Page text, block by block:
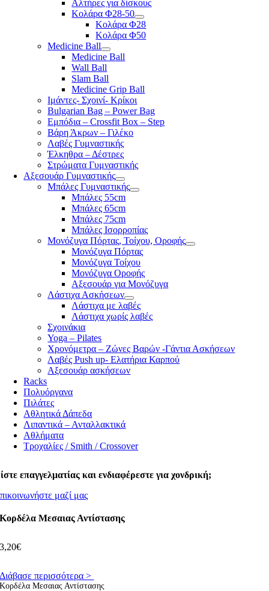
Αλτήρες για δίσκους
Κολάρα Φ28-50
Κολάρα Φ28
Κολάρα Φ50
Medicine Ball
Medicine Ball
Wall Ball
Slam Ball
Medicine Grip Ball
Ιμάντες- Σχοινί- Κρίκοι
Bulgarian Bag – Power Bag
Εμπόδια – Crossfit Box – Step
Βάρη Άκρων – Γιλέκο
Λαβές Γυμναστικής
Έλκηθρα – Δέστρες
Στρώματα Γυμναστικής
Αξεσουάρ Γυμναστικής
Μπάλες Γυμναστικής
Μπάλες 55cm
Μπάλες 65cm
Μπάλες 75cm
Μπάλες Ισορροπίας
Μονόζυγα Πόρτας, Τοίχου, Οροφής
Μονόζυγα Πόρτας
Μονόζυγα Τοίχου
Μονόζυγα Οροφής
Αξεσουάρ για Μονόζυγα
Λάστιχα Ασκήσεων
Λάστιχα με λαβές
Λάστιχα χωρίς λαβές
Σχοινάκια
Yoga – Pilates
Χρονόμετρα – Ζώνες Βαρών -Γάντια Ασκήσεων
Λαβές Push up- Ελατήρια Καρπού
Αξεσουάρ ασκήσεων
Racks
Πολυόργανα
Πιλάτες
Αθλητικά Δάπεδα
Λιπαντικά – Ανταλλακτικά
Αθλήματα
Τροχαλίες / Smith / Crossover
επαγγελματίας και ενδιαφέρεστε για χονδρική;
μαζί μας
Κορδέλα Mεσαιας Αντίστασης
3,20€
Διάβασε περισσότερα >
Κορδέλα Mεσαιας Αντίστασης